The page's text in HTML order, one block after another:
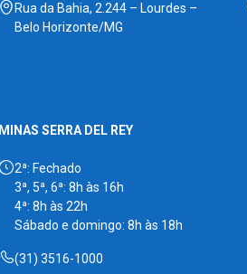
Rua da Bahia, 2.244 – Lourdes –
Belo Horizonte/MG
MINAS SERRA DEL REY
2ª: Fechado
3ª, 5ª, 6ª: 8h às 16h
4ª: 8h às 22h
Sábado e domingo: 8h às 18h
(31) 3516-1000